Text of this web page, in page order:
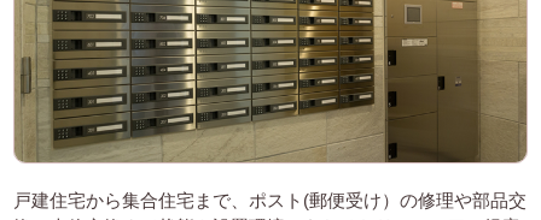
戸建住宅から集合住宅まで、ポスト(郵便受け）の修理や部品交